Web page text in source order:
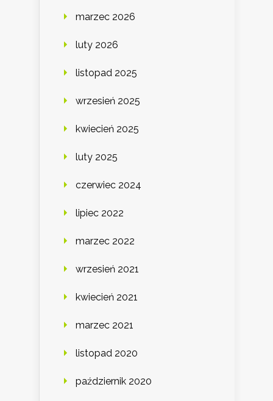
marzec 2026
luty 2026
listopad 2025
wrzesień 2025
kwiecień 2025
luty 2025
czerwiec 2024
lipiec 2022
marzec 2022
wrzesień 2021
kwiecień 2021
marzec 2021
listopad 2020
październik 2020